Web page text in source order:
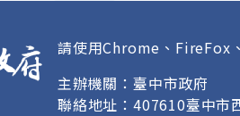
請使用Chrome、FireFox
主辦機關：臺中市政府
聯絡地址：407610臺中市